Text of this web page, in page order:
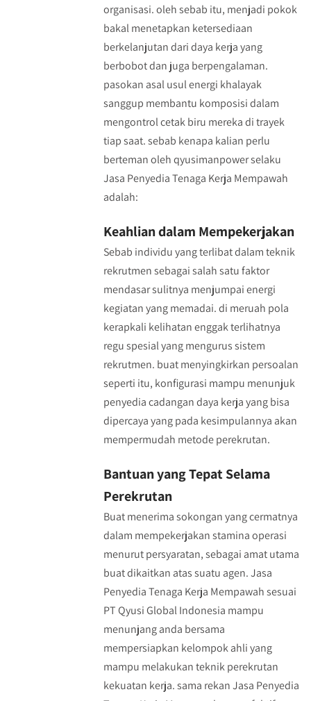
organisasi. oleh sebab itu, menjadi pokok
bakal menetapkan ketersediaan
berkelanjutan dari daya kerja yang
berbobot dan juga berpengalaman.
pasokan asal usul energi khalayak
sanggup membantu komposisi dalam
mengontrol cetak biru mereka di trayek
tiap saat. sebab kenapa kalian perlu
berteman oleh qyusimanpower selaku
Jasa Penyedia Tenaga Kerja Mempawah
adalah:
Keahlian dalam Mempekerjakan
Sebab individu yang terlibat dalam teknik
rekrutmen sebagai salah satu faktor
mendasar sulitnya menjumpai energi
kegiatan yang memadai. di meruah pola
kerapkali kelihatan enggak terlihatnya
regu spesial yang mengurus sistem
rekrutmen. buat menyingkirkan persoalan
seperti itu, konfigurasi mampu menunjuk
penyedia cadangan daya kerja yang bisa
dipercaya yang pada kesimpulannya akan
mempermudah metode perekrutan.
Bantuan yang Tepat Selama
Perekrutan
Buat menerima sokongan yang cermatnya
dalam mempekerjakan stamina operasi
menurut persyaratan, sebagai amat utama
buat dikaitkan atas suatu agen. Jasa
Penyedia Tenaga Kerja Mempawah sesuai
PT Qyusi Global Indonesia mampu
menunjang anda bersama
mempersiapkan kelompok ahli yang
mampu melakukan teknik perekrutan
kekuatan kerja. sama rekan Jasa Penyedia